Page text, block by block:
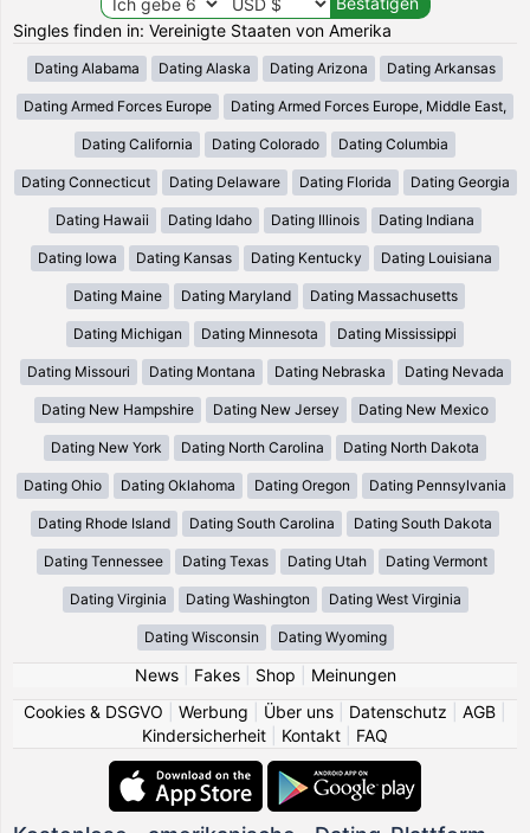
Singles finden in: Vereinigte Staaten von Amerika
Dating Alabama Dating Alaska Dating Arizona Dating Arkansas
Dating Armed Forces Europe Dating Armed Forces Europe, Middle East,
Dating California Dating Colorado Dating Columbia
Dating Connecticut Dating Delaware Dating Florida Dating Georgia
Dating Hawaii Dating Idaho Dating Illinois Dating Indiana
Dating Iowa Dating Kansas Dating Kentucky Dating Louisiana
Dating Maine Dating Maryland Dating Massachusetts
Dating Michigan Dating Minnesota Dating Mississippi
Dating Missouri Dating Montana Dating Nebraska Dating Nevada
Dating New Hampshire Dating New Jersey Dating New Mexico
Dating New York Dating North Carolina Dating North Dakota
Dating Ohio Dating Oklahoma Dating Oregon Dating Pennsylvania
Dating Rhode Island Dating South Carolina Dating South Dakota
Dating Tennessee Dating Texas Dating Utah Dating Vermont
Dating Virginia Dating Washington Dating West Virginia
Dating Wisconsin Dating Wyoming
News| Fakes| Shop
Meinungen
Cookies & DSGVO
Werbung Über uns Datenschutz AGB
Kindersicherheit
Kontakt FAQ